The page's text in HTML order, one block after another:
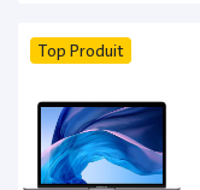
Top Produit